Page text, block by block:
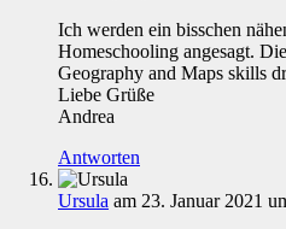
Ich werden ein bisschen
Homeschooling angesagt.
Geography and Maps skills
Liebe Grüße
Andrea
Antworten
Ursula am 23. Januar 2021